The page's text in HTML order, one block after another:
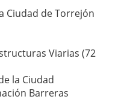
Ciudad de Torrejón
Viarias (72
la Ciudad
Barreras